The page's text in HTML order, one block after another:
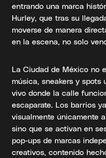
entrando una marca
Hurley, que tras su
moverse de manera
en la escena, no solo
La Ciudad de México no
música, sneakers y spots
vivo donde la calle
escaparate. Los barrios
visualmente únicamente
sino que se activan en
pop-ups de marcas
creativos, contenido